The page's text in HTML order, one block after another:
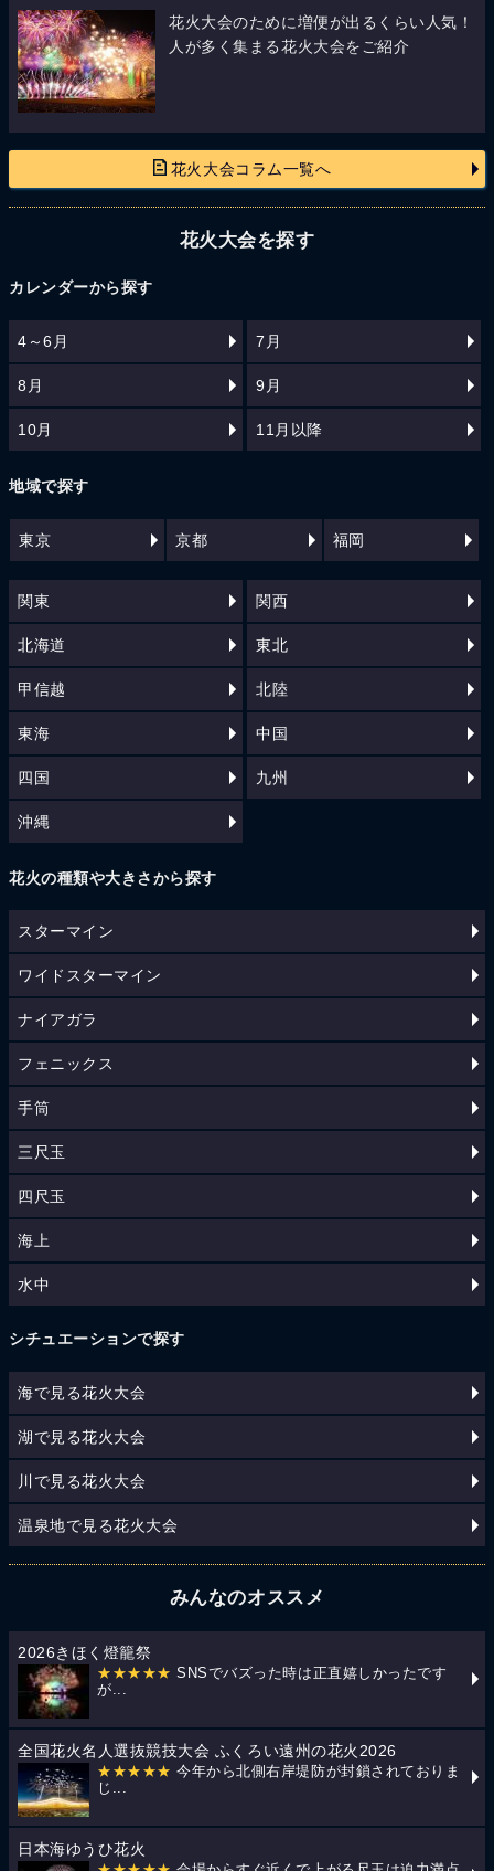
花火大会のために増便が出るくらい人気！
人が多く集まる花火大会をご紹介
花火大会コラム一覧へ
花火大会を探す
カレンダーから探す
4～6月 7月
8月 9月
10月 11月以降
地域で探す
東京 京都 福岡
関東 関西
北海道 東北
甲信越 北陸
東海 中国
四国 九州
沖縄
花火の種類や大きさから探す
スターマイン
ワイドスターマイン
ナイアガラ
フェニックス
手筒
三尺玉
四尺玉
海上
水中
シチュエーションで探す
海で見る花火大会
湖で見る花火大会
川で見る花火大会
温泉地で見る花火大会
みんなのオススメ
2026きほく燈籠祭
★★★★★ SNSでバズった時は正直嬉しかったです
が...
全国花火名人選抜競技大会 ふくろい遠州の花火2026
★★★★★ 今年から北側右岸堤防が封鎖されておりま
じ...
日本海ゆうひ花火